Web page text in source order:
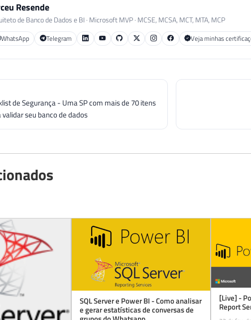
Resende
de Banco de Dados e BI · Microsoft MVP · MCSE, MCSA, MCT, MTA, MCP
WhatsApp Telegram Veja minhas
de Segurança - Uma SP com mais de 70 itens
seu banco de dados
SQL Server e Power BI - Como analisar
e gerar estatísticas de conversas de
[Live] -
Report